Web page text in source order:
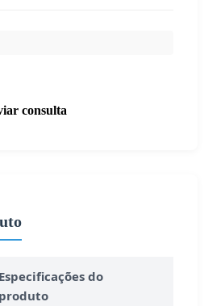
consulta
Especificações do
produto